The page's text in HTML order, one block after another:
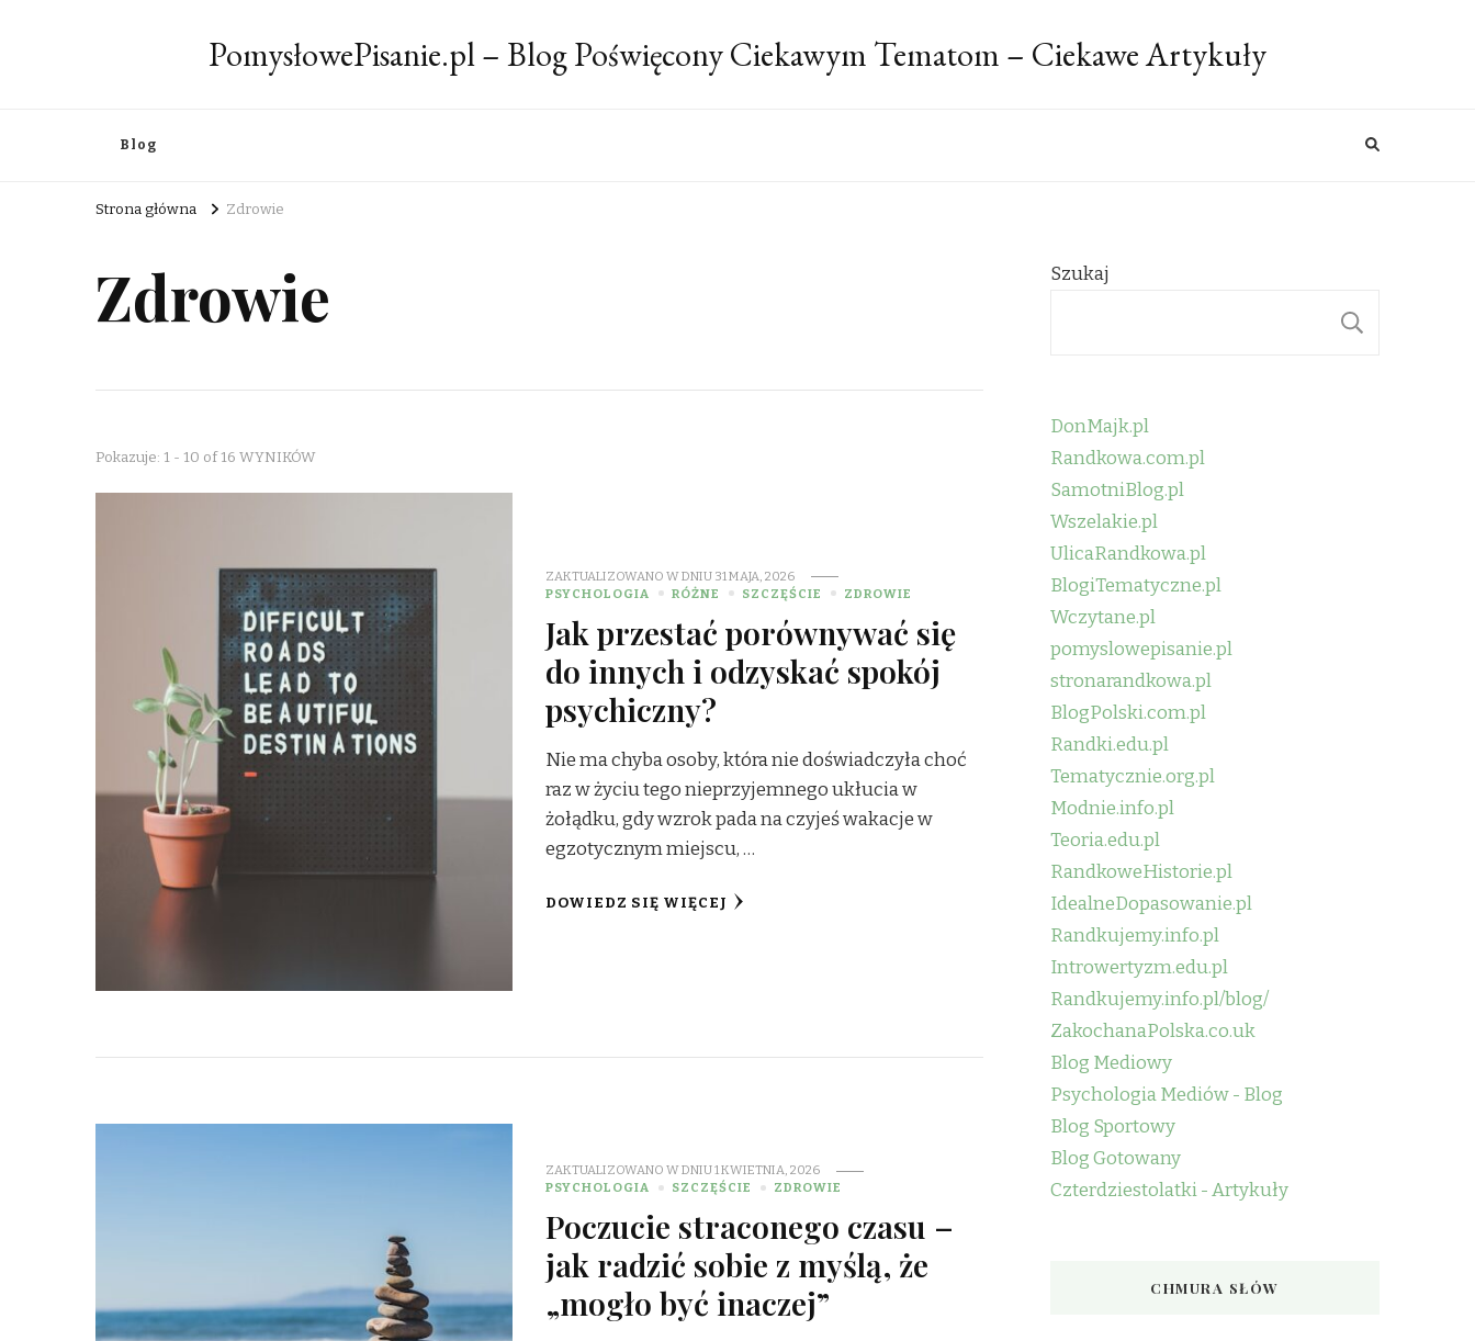
PomysłowePisanie.pl – Blog Poświęcony Ciekawym Tematom – Ciekawe Artykuły
Blog
Strona główna Zdrowie
Zdrowie
Pokazuje: 1 - 10 of 16 WYNIKÓW
ZAKTUALIZOWANO W DNIU 31 MAJA, 2026
PSYCHOLOGIA
RÓŻNE SZCZĘŚCIE ZDROWIE
Jak przestać porównywać się
do innych i odzyskać spokój
psychiczny?
Nie ma chyba osoby, która nie doświadczyła choć
raz w życiu tego nieprzyjemnego ukłucia w
żołądku, gdy wzrok pada na czyjeś wakacje w
egzotycznym miejscu, …
DOWIEDZ SIĘ WIĘCEJ
ZAKTUALIZOWANO W DNIU1 KWIETNIA, 2026
PSYCHOLOGIA
SZCZĘŚCIE ZDROWIE
Poczucie straconego czasu –
jak radzić sobie z myślą, że
„mogło być inaczej”
Szukaj
DonMajk.pl
Randkowa.com.pl
SamotniBlog.pl
Wszelakie.pl
UlicaRandkowa.pl
BlogiTematyczne.pl
Wczytane.pl
pomyslowepisanie.pl
stronarandkowa.pl
BlogPolski.com.pl
Randki.edu.pl
Tematycznie.org.pl
Modnie.info.pl
Teoria.edu.pl
RandkoweHistorie.pl
IdealneDopasowanie.pl
Randkujemy.info.pl
Introwertyzm.edu.pl
Randkujemy.info.pl/blog/
ZakochanaPolska.co.uk
Blog Mediowy
Psychologia Mediów - Blog
Blog Sportowy
Blog Gotowany
Czterdziestolatki - Artykuły
CHMURA SŁÓW